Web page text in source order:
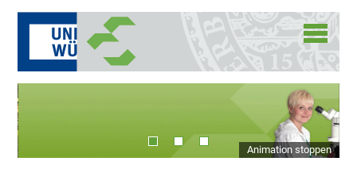
Animation stoppen